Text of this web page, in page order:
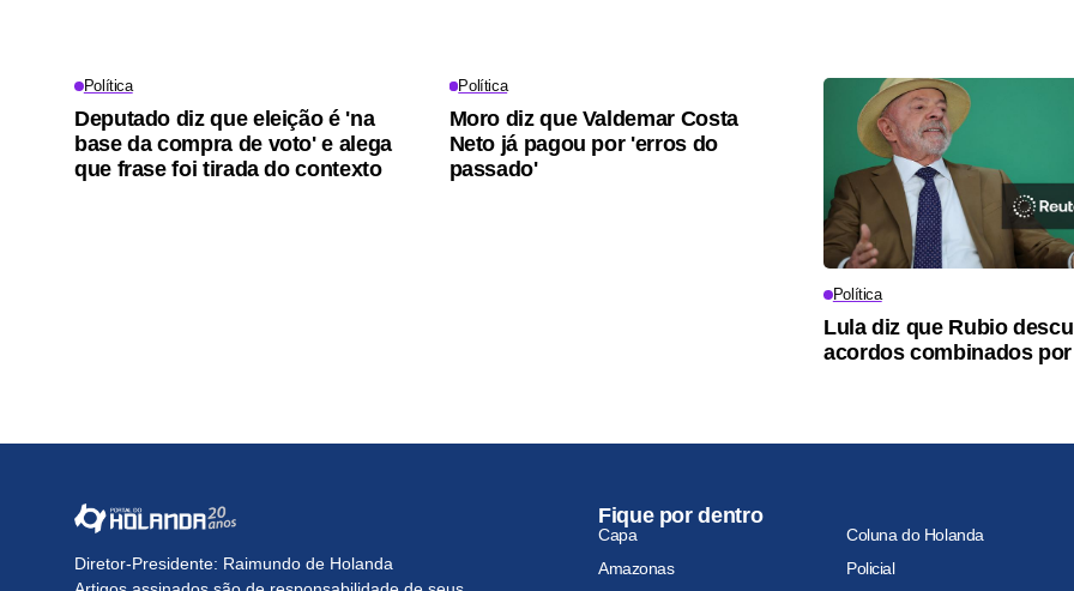
Política
Deputado diz que eleição é 'na
base da compra de voto' e alega
que frase foi tirada do contexto
Política
Moro diz que Valdemar Costa
Neto já pagou por 'erros do
passado'
Política
Lula diz que Rubio
acordos combinados
Diretor-Presidente: Raimundo de Holanda
Fique por dentro
Capa
Coluna do Holanda
Amazonas
Policial